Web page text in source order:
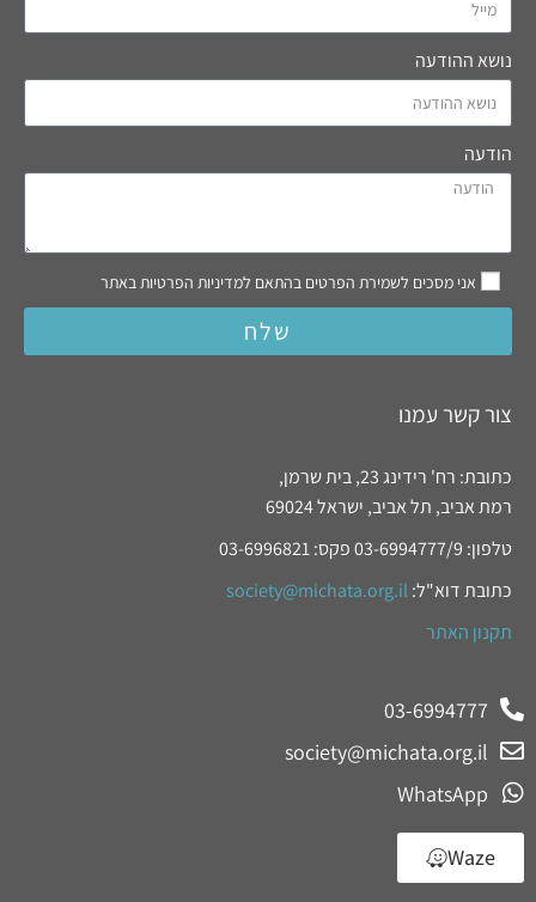
נושא ההודעה
הודעה
אני מסכים לשמירת הפרטים בהתאם למדיניות הפרטיות באתר
שלח
צור קשר עמנו
כתובת: רח' רידינג 23, בית שרמן,
רמת אביב, תל אביב, ישראל 69024
טלפון: 03-6994777/9 פקס: 03-6996821
כתובת דוא"ל: society@michata.org.il
תקנון האתר
03-6994777
society@michata.org.il
WhatsApp
Waze